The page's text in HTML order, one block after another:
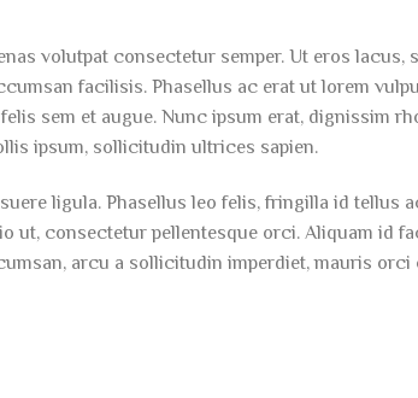
volutpat consectetur semper. Ut eros lacus,
facilisis. Phasellus ac erat ut lorem
sem et augue. Nunc ipsum erat, dignissim
ipsum, sollicitudin ultrices sapien.
ligula. Phasellus leo felis, fringilla id tellus
ut, consectetur pellentesque orci. Aliquam id
arcu a sollicitudin imperdiet, mauris